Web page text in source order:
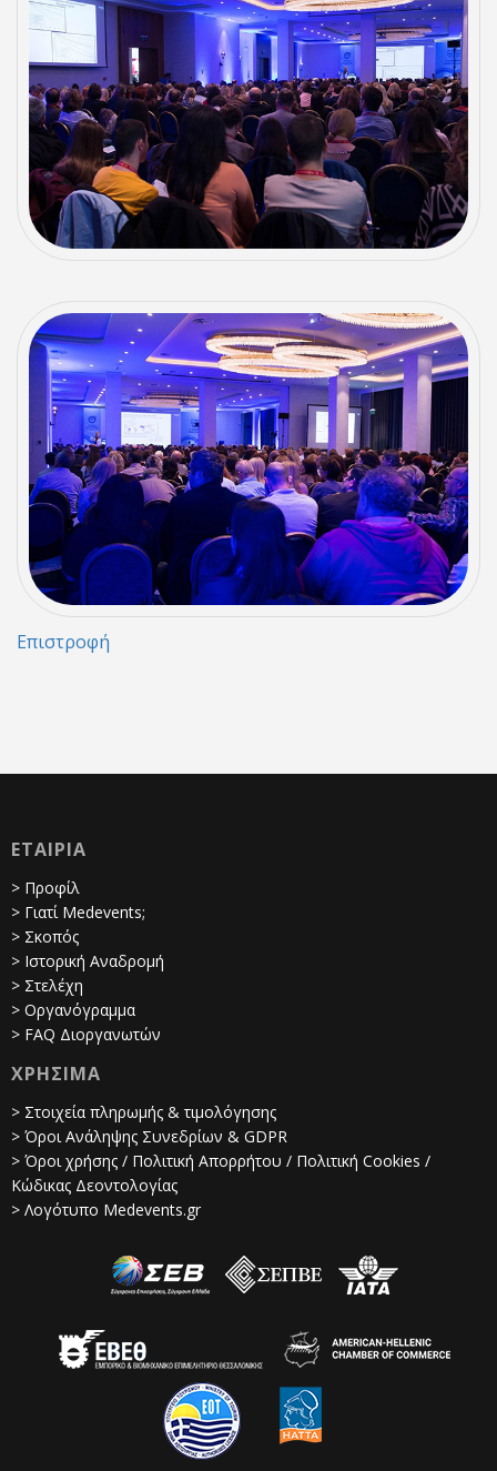
Επιστροφή
ΕΤΑΙΡΙΑ
> Προφίλ
> Γιατί Medevents;
> Σκοπός
> Ιστορική Αναδρομή
> Στελέχη
> Οργανόγραμμα
> FAQ Διοργανωτών
ΧΡΗΣΙΜΑ
> Στοιχεία πληρωμής & τιμολόγησης
> Όροι Ανάληψης Συνεδρίων & GDPR
> Όροι χρήσης / Πολιτική Απορρήτου / Πολιτική Cookies /
Κώδικας Δεοντολογίας
> Λογότυπο Medevents.gr